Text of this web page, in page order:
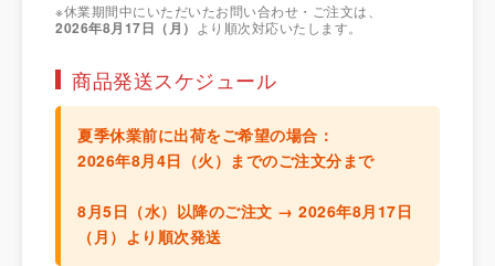
※休業期間中にいただいたお問い合わせ・ご注文は、
2026年8月17日（月） より順次対応いたします。
商品発送スケジュール
夏季休業前に出荷をご希望の場合：
2026年8月4日（火）までのご注文分まで
8月5日（水）以降のご注文 → 2026年8月17日
（月）より順次発送